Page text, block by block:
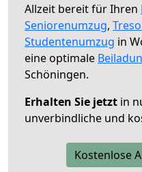
Allzeit bereit für Ihren
Seniorenumzug,
Studentenumzug in
eine optimale
Schöningen.
Erhalten Sie jetzt in
unverbindliche und
Kostenlose